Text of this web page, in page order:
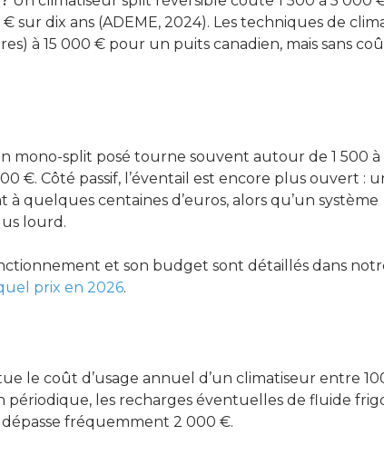
sur dix ans (ADEME, 2024). Les techniques de
à 15 000 € pour un puits canadien, mais sans
mono-split posé tourne souvent autour de 1 500
€. Côté passif, l’éventail est encore plus ouvert :
quelques centaines d’euros, alors qu’un système
lourd.
et son budget sont détaillés dans
prix en 2026.
le coût d’usage annuel d’un climatiseur entre
périodique, les recharges éventuelles de fluide
fréquemment 2 000 €.